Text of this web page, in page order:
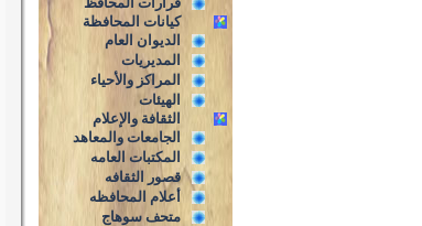
كيانات المحافظة
الديوان العام
المديريات
المراكز والأحياء
الهيئات
الثقافة والإعلام
الجامعات والمعاهد
المكتبات العامه
قصور الثقافه
أعلام المحافظه
متحف سوهاج